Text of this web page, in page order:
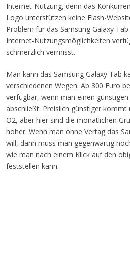
Internet-Nutzung, denn das
Logo unterstützen keine Flash-
Problem für das Samsung Galaxy
Internet-Nutzungsmöglichkeiten
schmerzlich vermisst.
Man kann das Samsung Galaxy Tab
verschiedenen Wegen. Ab 300 Euro
verfügbar, wenn man einen
abschließt. Preislich günstiger kommt
O2, aber hier sind die monatlichen
höher. Wenn man ohne Vertag das
will, dann muss man gegenwärtig
wie man nach einem Klick auf den
feststellen kann.